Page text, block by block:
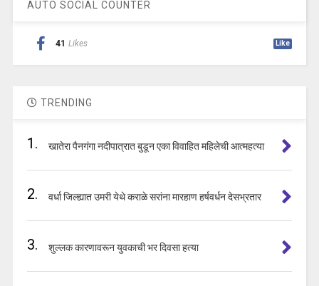
AUTO SOCIAL COUNTER
41 Likes Like
TRENDING
1. खातेरा पैनगंगा नदीपात्रात बुडून एका विवाहित महिलेची आत्महत्या
2. वर्धा जिल्ह्यात उमरी येथे कराळे सरांना मारहाण हर्षवर्धन देसभ्रतार
3. शुल्लक कारणावरून युवकाची भर दिवसा हत्या